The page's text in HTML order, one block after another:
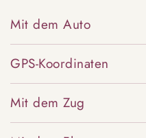
Mit dem Auto
GPS-Koordinaten
Mit dem Zug